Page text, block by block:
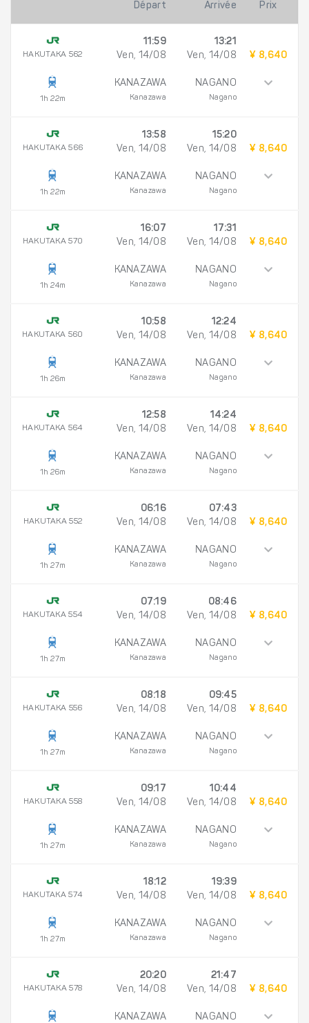
Départ Arrivée Prix
HAKUTAKA 562
1h 22m
11:59
Ven, 14/08
KANAZAWA
Kanazawa
13:21
Ven, 14/08
NAGANO
Nagano
¥ 8,640
HAKUTAKA 566
1h 22m
13:58
Ven, 14/08
KANAZAWA
Kanazawa
15:20
Ven, 14/08
NAGANO
Nagano
¥ 8,640
HAKUTAKA 570
1h 24m
16:07
Ven, 14/08
KANAZAWA
Kanazawa
17:31
Ven, 14/08
NAGANO
Nagano
¥ 8,640
HAKUTAKA 560
1h 26m
10:58
Ven, 14/08
KANAZAWA
Kanazawa
12:24
Ven, 14/08
NAGANO
Nagano
¥ 8,640
HAKUTAKA 564
1h 26m
12:58
Ven, 14/08
KANAZAWA
Kanazawa
14:24
Ven, 14/08
NAGANO
Nagano
¥ 8,640
HAKUTAKA 552
1h 27m
06:16
Ven, 14/08
KANAZAWA
Kanazawa
07:43
Ven, 14/08
NAGANO
Nagano
¥ 8,640
HAKUTAKA 554
1h 27m
07:19
Ven, 14/08
KANAZAWA
Kanazawa
08:46
Ven, 14/08
NAGANO
Nagano
¥ 8,640
HAKUTAKA 556
1h 27m
08:18
Ven, 14/08
KANAZAWA
Kanazawa
09:45
Ven, 14/08
NAGANO
Nagano
¥ 8,640
HAKUTAKA 558
1h 27m
09:17
Ven, 14/08
KANAZAWA
Kanazawa
10:44
Ven, 14/08
NAGANO
Nagano
¥ 8,640
HAKUTAKA 574
1h 27m
18:12
Ven, 14/08
KANAZAWA
Kanazawa
19:39
Ven, 14/08
NAGANO
Nagano
¥ 8,640
HAKUTAKA 578
20:20
Ven, 14/08
KANAZAWA
21:47
Ven, 14/08
NAGANO
¥ 8,640